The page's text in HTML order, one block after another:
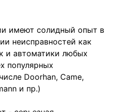
имеют солидный опыт в
неисправностей как
и автоматики любых
популярных
Doorhan, Came,
и пр.)